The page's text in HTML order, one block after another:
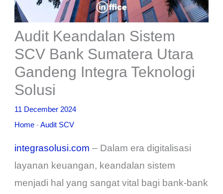
Audit Keandalan Sistem
SCV Bank Sumatera Utara
Gandeng Integra Teknologi
Solusi
11 December 2024
Home -Audit SCV
integrasolusi.com – Dalam era digitalisasi
layanan keuangan, keandalan sistem
menjadi hal yang sangat vital bagi bank-bank